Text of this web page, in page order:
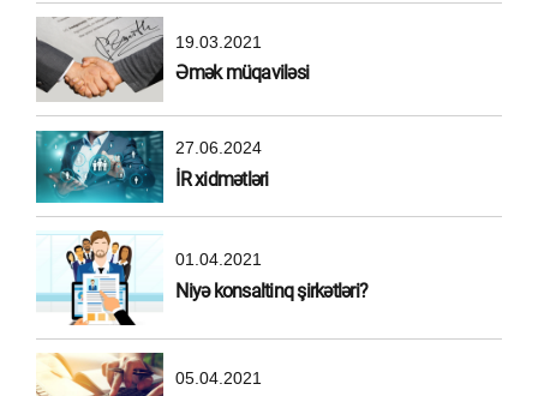
19.03.2021
Əmək müqaviləsi
27.06.2024
İR xidmətləri
01.04.2021
Niyə konsaltinq şirkətləri?
05.04.2021